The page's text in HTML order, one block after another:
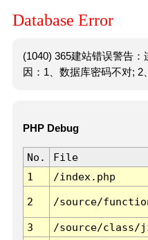
Database Error
(1040) 365建站错误警告
因：1、数据库密码不对; 2
PHP Debug
No. File
1
/index.php
2 /source/
3 /source/class/